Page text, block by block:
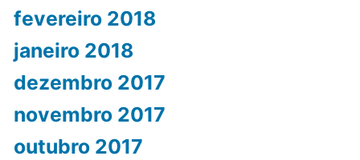
fevereiro 2018
janeiro 2018
dezembro 2017
novembro 2017
outubro 2017